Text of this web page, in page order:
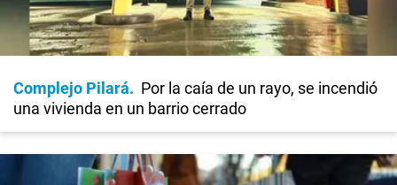
Complejo Pilará
Por la caía de un rayo, se incendió
una vivienda en un barrio cerrado